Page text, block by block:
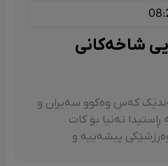
شاخەکانی
کەس وەکوو سەیران و
تەنیا بۆ کات
پیشەییە و